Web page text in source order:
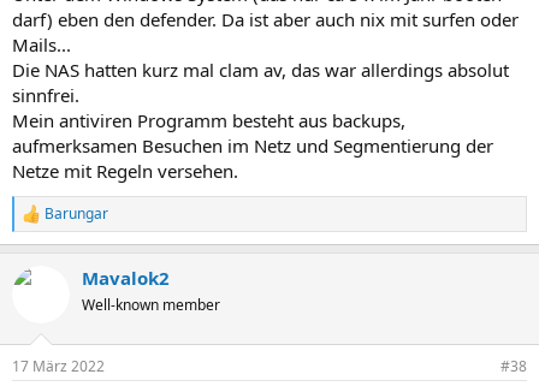
darf) eben den defender. Da ist aber auch nix mit surfen oder
Mails...
Die NAS hatten kurz mal clam av, das war allerdings absolut
sinnfrei.
Mein antiviren Programm besteht aus backups,
aufmerksamen Besuchen im Netz und Segmentierung der
Netze mit Regeln versehen.
R
e
k
e
Barungar
Mavalok2
Well-known member
17 März 2022 #38